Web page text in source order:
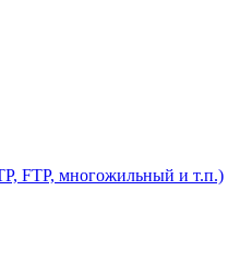
FTP, многожильный и т.п.)